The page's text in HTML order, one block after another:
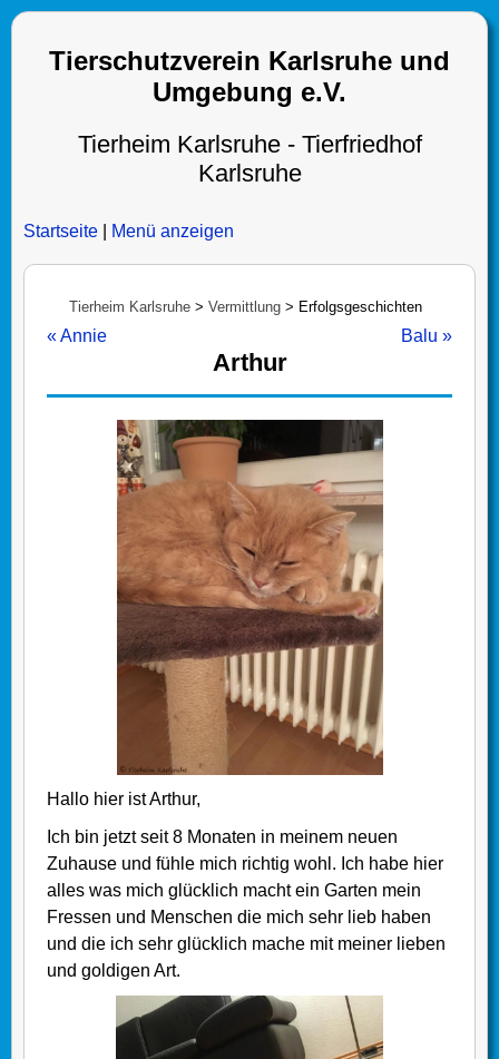
Tierschutzverein Karlsruhe und
Umgebung e.V.
Tierheim Karlsruhe - Tierfriedhof
Karlsruhe
Startseite Menü anzeigen
Tierheim Karlsruhe > Vermittlung > Erfolgsgeschichten
« Annie Balu »
Arthur
Hallo hier ist Arthur,
Ich bin jetzt seit 8 Monaten in meinem neuen
Zuhause und fühle mich richtig wohl. Ich habe hier
alles was mich glücklich macht ein Garten mein
Fressen und Menschen die mich sehr lieb haben
und die ich sehr glücklich mache mit meiner lieben
und goldigen Art.